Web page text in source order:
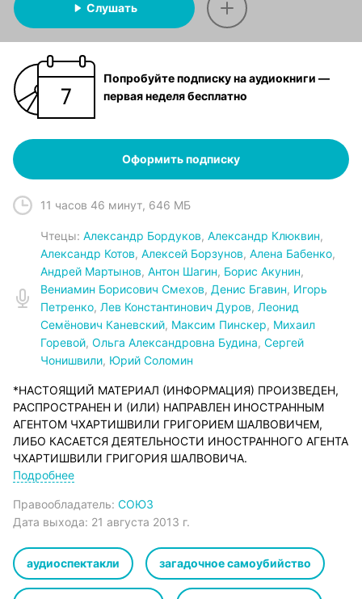
Слушать
Попробуйте подписку на аудиокниги —
первая неделя бесплатно
Оформить подписку
11 часов 46 минут, 646 МБ
Чтецы: Александр Бордуков, Александр Клюквин,
Александр Котов, Алексей Борзунов, Алена Бабенко,
Андрей Мартынов, Антон Шагин, Борис Акунин,
Вениамин Борисович Смехов, Денис Бгавин, Игорь
Петренко, Лев Константинович Дуров, Леонид
Семёнович Каневский, Максим Пинскер, Михаил
Горевой, Ольга Александровна Будина, Сергей
Чонишвили, Юрий Соломин
*НАСТОЯЩИЙ МАТЕРИАЛ (ИНФОРМАЦИЯ) ПРОИЗВЕДЕН,
РАСПРОСТРАНЕН И (ИЛИ) НАПРАВЛЕН ИНОСТРАННЫМ
АГЕНТОМ ЧХАРТИШВИЛИ ГРИГОРИЕМ ШАЛВОВИЧЕМ,
ЛИБО КАСАЕТСЯ ДЕЯТЕЛЬНОСТИ ИНОСТРАННОГО АГЕНТА
ЧХАРТИШВИЛИ ГРИГОРИЯ ШАЛВОВИЧА.
Москва. Весна 1896 года. Коронация нового русского царя
знаменующими столь значительное в жизни России
событие, в Москву прибыли почти все члены царствующей
на юную кузину и малолетнего кузена будущего
императора Российской империи совершено дерзкое
нападение. Четырехлетний Великий князь Мика Романов
Подробнее
Правообладатель: СОЮЗ
Дата выхода: 21 августа 2013 г.
аудиоспектакли загадочное самоубийство